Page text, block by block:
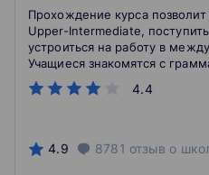
4.4
Прохождение курса
Upper-Intermediate,
устроиться на работу в
Учащиеся знакомятся с
разбираются типовые
носителями.
4.9 8781 отзыв о